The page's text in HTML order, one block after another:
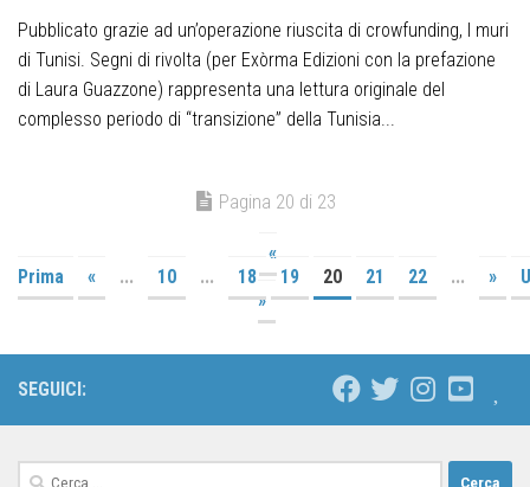
Pubblicato grazie ad un’operazione riuscita di crowfunding, I muri
di Tunisi. Segni di rivolta (per Exòrma Edizioni con la prefazione
di Laura Guazzone) rappresenta una lettura originale del
complesso periodo di “transizione” della Tunisia...
Pagina 20 di 23
«
Prima
« ... 10 ... 18 19 20 21 22 ... »
»
SEGUICI: